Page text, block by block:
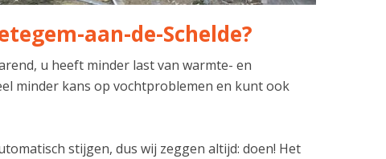
aan-de-Schelde?
u heeft minder last van warmte- en
minder kans op vochtproblemen en kunt ook
stijgen, dus wij zeggen altijd: doen! Het